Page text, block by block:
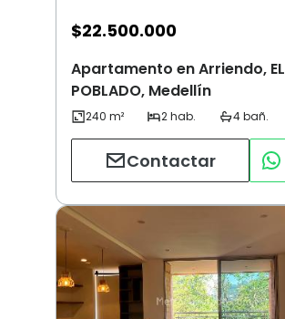
$22.500.000
Apartamento en Arriendo, EL
POBLADO, Medellín
Contactar